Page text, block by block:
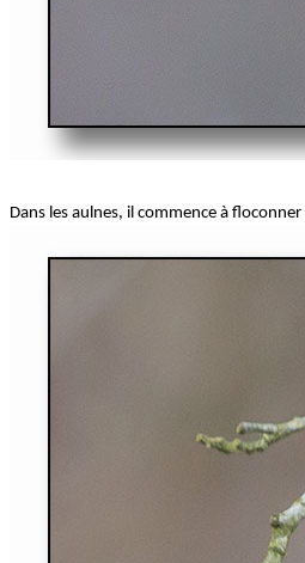
Dans les aulnes, il commence à floconner